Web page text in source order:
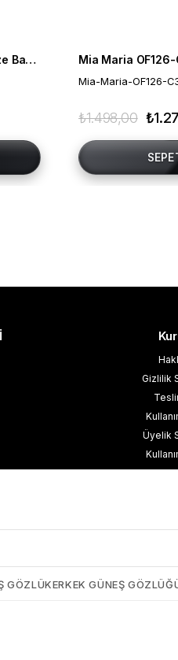
Mia Maria OF127-C2 56 Polarize Bayan Güneş Gözlüğü
Mia-Maria-OF126-
₺1.498,00
Gizlilik
Üyelik
Mesafeli
korunması hakkında
GÖZLÜKERKEK GÜNEŞ